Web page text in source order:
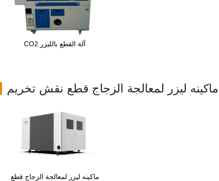
آلة القطع بالليزر CO2
ماكينه ليزر لمعالجة الزجاج قطع نقش تخريم
ماكينه ليزر لمعالجة الزجاج قطع